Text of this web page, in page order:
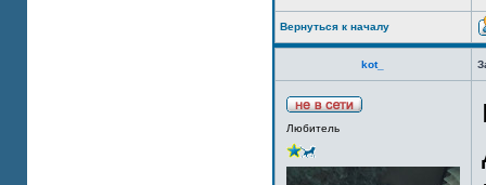
Вернуться к началу
kot_
Любитель